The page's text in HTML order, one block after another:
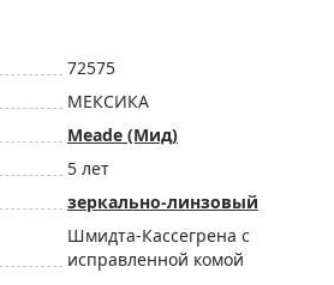
72575
МЕКСИКА
Meade (Мид)
5 лет
зеркально-линзовый
Шмидта-Кассегрена с
исправленной комой